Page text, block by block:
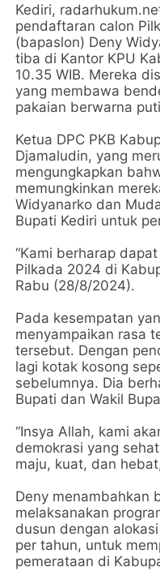
Kediri,
pendaftaran calon
(bapaslon) Deny
tiba di Kantor KPU
10.35 WIB. Mereka
yang membawa
pakaian berwarna
Ketua DPC PKB
Djamaludin, yang
mengungkapkan
memungkinkan
Widyanarko dan
Bupati Kediri untuk
“Kami berharap
Pilkada 2024 di
Rabu (28/8/2024).
Pada kesempatan
menyampaikan rasa
tersebut. Dengan
lagi kotak kosong
sebelumnya. Dia
Bupati dan Wakil
“Insya Allah, kami
demokrasi yang
maju, kuat, dan
Deny menambahkan
melaksanakan
dusun dengan
per tahun, untuk
pemerataan di